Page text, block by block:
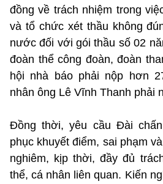
đồng về trách nhiệm trong
và tổ chức xét thầu không
nước đối với gói thầu số 02
đoàn thể công đoàn, đoàn
hội nhà báo phải nộp hơn
nhân ông Lê Vĩnh Thanh phải
Đồng thời, yêu cầu Đài
phục khuyết điểm, sai phạm
nghiêm, kịp thời, đầy đủ
thể, cá nhân liên quan. Kiến